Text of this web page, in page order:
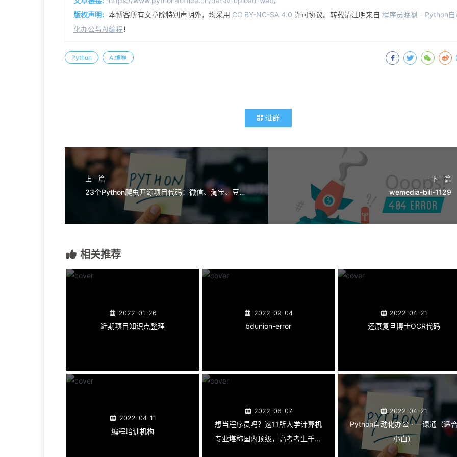
版权声明: 本博客所有文章除特别声明外，均采用 CC BY-NC-SA 4.0 许可协议。转载请注明来自 程序员晚枫 - Python自
化办公与AI编程！
Python AI编程
进群
上一篇
23个Python爬虫开源项目代码：微信、淘宝、豆瓣、知乎、微博...
下一篇
wemedia-bili-1129
相关推荐
2022-01-26
近期项目知识点整理
2022-09-04
bdunion-error
2022-04-21
还原复旦博士OCR代码
2022-04-11
编程培训机构
2022-06-07
想当程序员吗？这11所大学计算机
专业堪称国内顶级，高考考生千万
2022-04-21
Python自动化办公 · 一课通（适
小白）